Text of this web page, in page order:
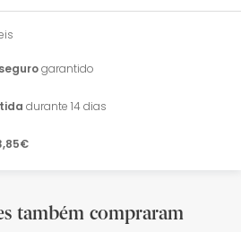
garantido
durante 14 dias
também compraram